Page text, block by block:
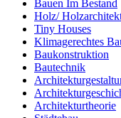
Bauen Im Bestand
Holz/
Tiny Houses
Klimagerechtes
Baukonstruktion
Bautechnik
Architekturtheorie